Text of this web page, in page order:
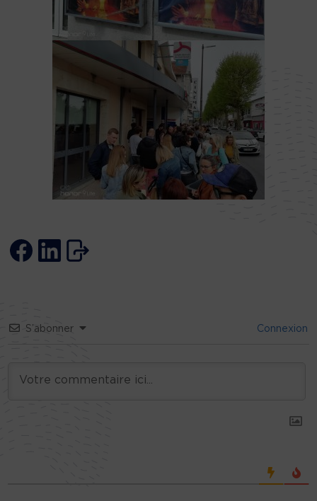
S’abonner Connexion